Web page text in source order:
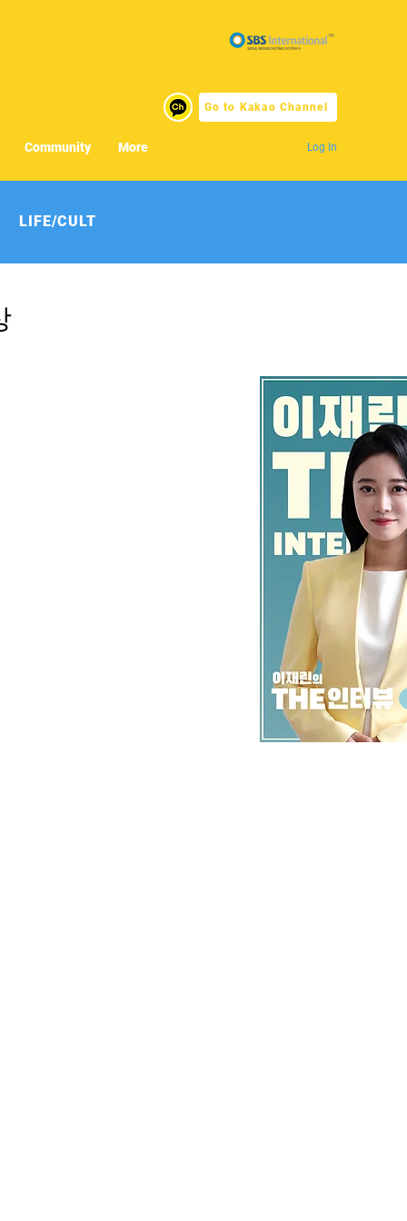
Go to Kakao Channel
Log In
Community More
LIFE/CULT